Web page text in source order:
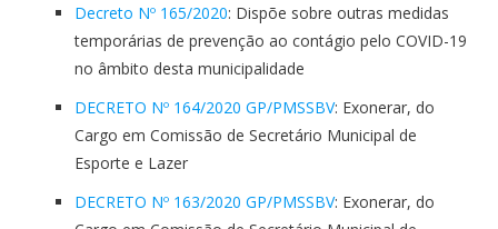
Decreto Nº 165/2020: Dispõe sobre outras medidas
temporárias de prevenção ao contágio pelo COVID-19
no âmbito desta municipalidade
DECRETO Nº 164/2020 GP/PMSSBV: Exonerar, do
Cargo em Comissão de Secretário Municipal de
Esporte e Lazer
DECRETO Nº 163/2020 GP/PMSSBV: Exonerar, do